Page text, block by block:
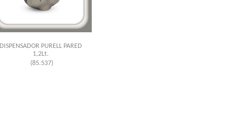
DISPENSADOR PURELL PARED
1,2Lt.
(85.537)